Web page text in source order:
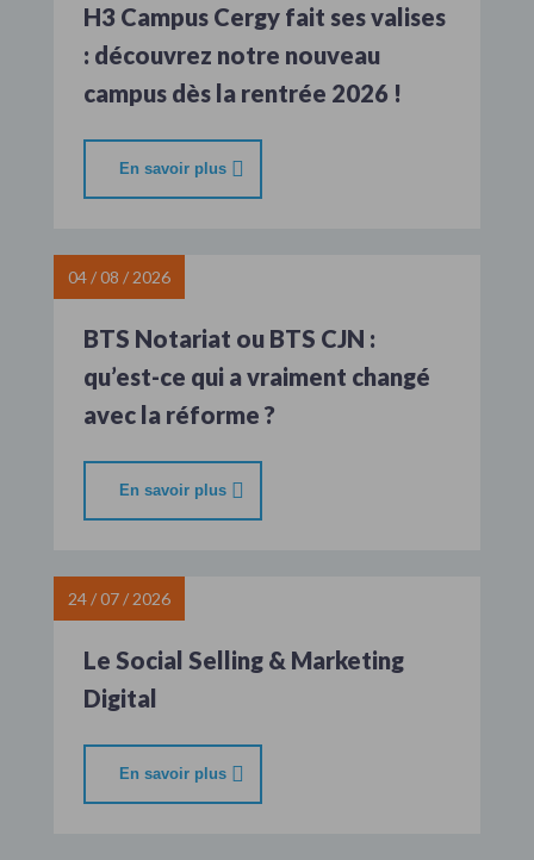
H3 Campus Cergy fait ses valises
: découvrez notre nouveau
campus dès la rentrée 2026 !
En savoir plus
04 / 08 / 2026
BTS Notariat ou BTS CJN :
qu’est-ce qui a vraiment changé
avec la réforme ?
En savoir plus
24 / 07 / 2026
Le Social Selling & Marketing
Digital
En savoir plus